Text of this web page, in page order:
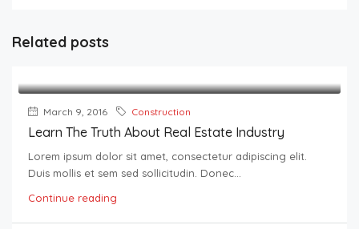
Related posts
March 9, 2016 Construction
Learn The Truth About Real Estate Industry
Lorem ipsum dolor sit amet, consectetur adipiscing elit.
Duis mollis et sem sed sollicitudin. Donec...
Continue reading